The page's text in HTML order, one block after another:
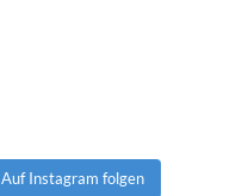
Auf Instagram folgen